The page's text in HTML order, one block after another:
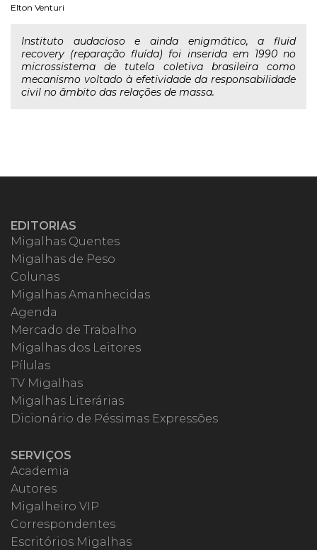
Elton Venturi
Instituto audacioso e ainda enigmático, a fluid
recovery (reparação fluída) foi inserida em 1990 no
microssistema de tutela coletiva brasileira como
mecanismo voltado à efetividade da responsabilidade
civil no âmbito das relações de massa.
EDITORIAS
Migalhas Quentes
Migalhas de Peso
Colunas
Migalhas Amanhecidas
Agenda
Mercado de Trabalho
Migalhas dos Leitores
Pílulas
TV Migalhas
Migalhas Literárias
Dicionário de Péssimas Expressões
SERVIÇOS
Academia
Autores
Migalheiro VIP
Correspondentes
Escritórios Migalhas